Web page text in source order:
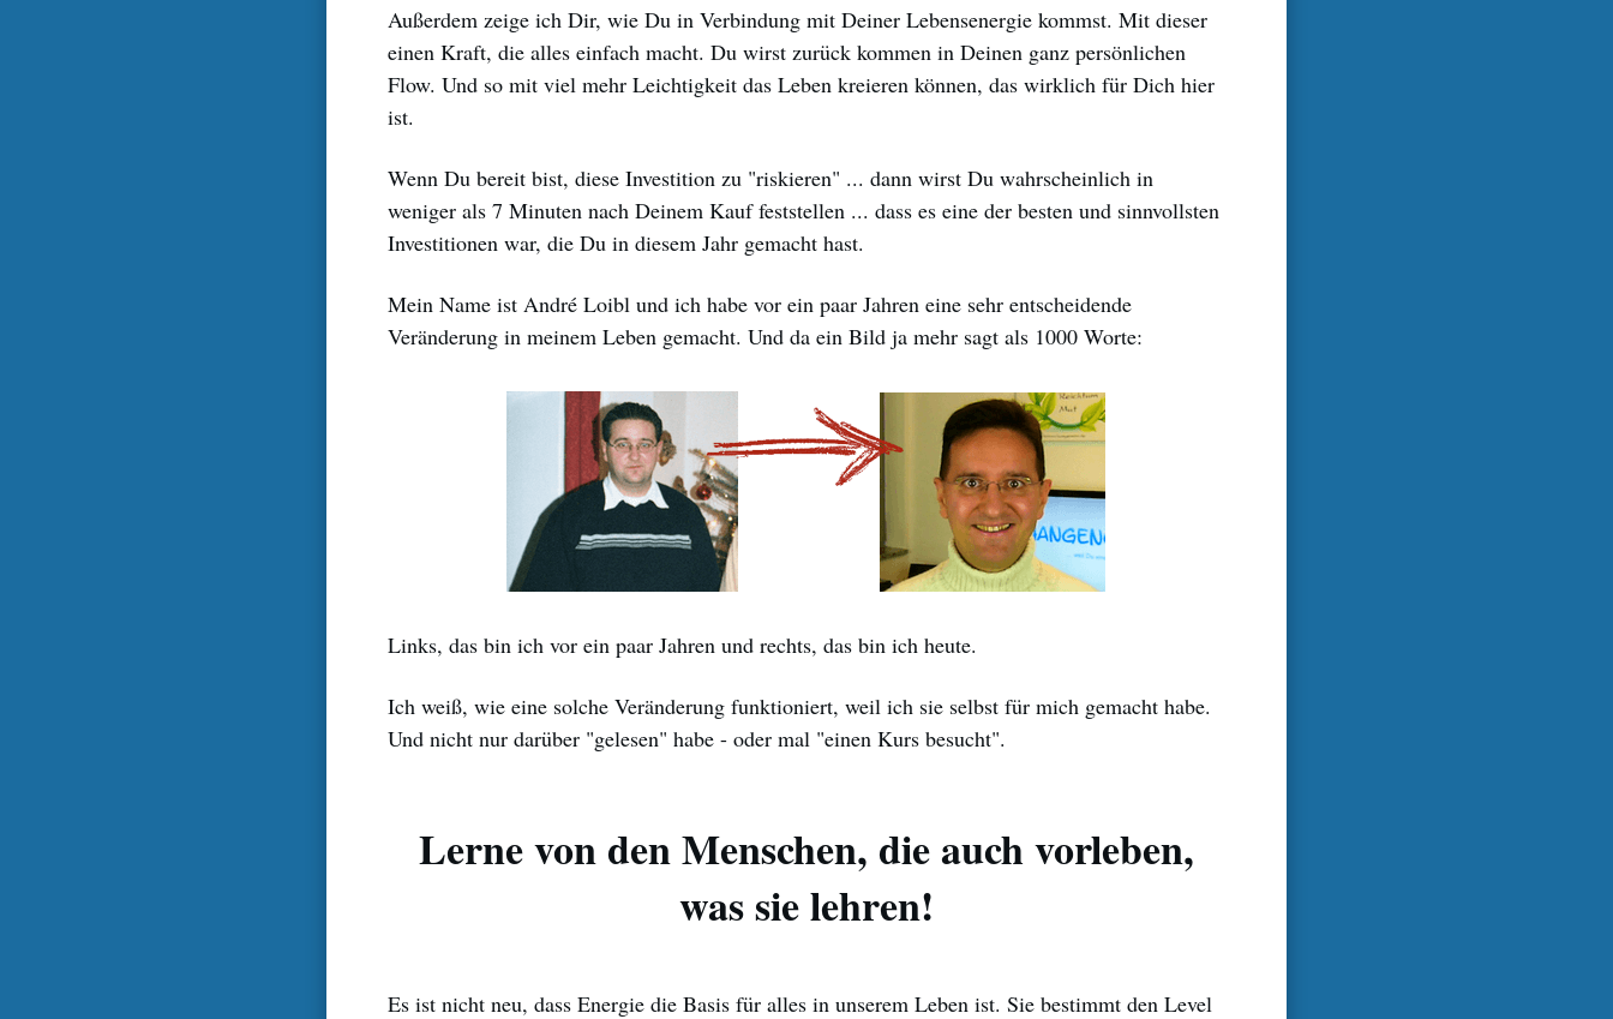
Außerdem zeige ich Dir, wie Du in Verbindung mit Deiner Lebensenergie kommst. Mit dieser
einen Kraft, die alles einfach macht. Du wirst zurück kommen in Deinen ganz persönlichen
Flow. Und so mit viel mehr Leichtigkeit das Leben kreieren können, das wirklich für Dich hier
ist.
Wenn Du bereit bist, diese Investition zu "riskieren" ... dann wirst Du wahrscheinlich in
weniger als 7 Minuten nach Deinem Kauf feststellen ... dass es eine der besten und sinnvollsten
Investitionen war, die Du in diesem Jahr gemacht hast.
Mein Name ist André Loibl und ich habe vor ein paar Jahren eine sehr entscheidende
Veränderung in meinem Leben gemacht. Und da ein Bild ja mehr sagt als 1000 Worte:
Links, das bin ich vor ein paar Jahren und rechts, das bin ich heute.
Ich weiß, wie eine solche Veränderung funktioniert, weil ich sie selbst für mich gemacht habe.
Und nicht nur darüber "gelesen" habe - oder mal "einen Kurs besucht".
Lerne von den Menschen, die auch vorleben,
was sie lehren!
Es ist nicht neu, dass Energie die Basis für alles in unserem Leben ist. Sie bestimmt den Level